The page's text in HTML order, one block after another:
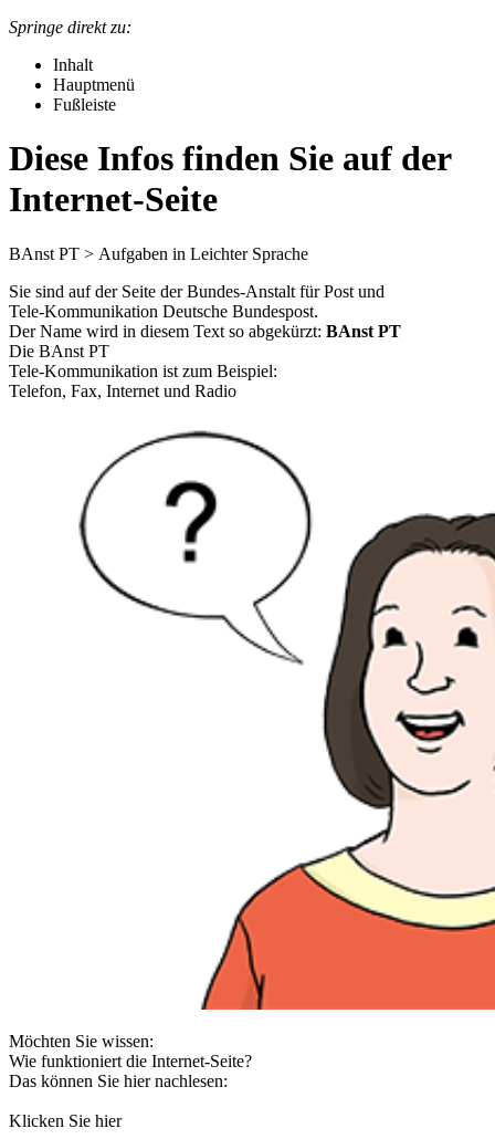
Springe direkt zu:
Inhalt
Hauptmenü
Fußleiste
Diese Infos finden Sie auf der
Internet-Seite
BAnst PT > Aufgaben in Leichter Sprache
Sie sind auf der Seite der Bundes-Anstalt für Post und
Tele-Kommunikation Deutsche Bundespost.
Der Name wird in diesem Text so abgekürzt: BAnst PT
Die BAnst PT
Tele-Kommunikation ist zum Beispiel:
Telefon, Fax, Internet und Radio
Möchten Sie wissen:
Wie funktioniert die Internet-Seite?
Das können Sie hier nachlesen:
Klicken Sie hier